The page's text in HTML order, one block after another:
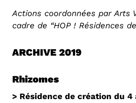
Actions coordonnées par Arts
cadre de “HOP ! Résidences
ARCHIVE 2019
Rhizomes
> Résidence de création du 4